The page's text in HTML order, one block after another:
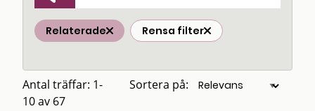
Relaterade Rensa filter
Antal träffar: 1-
10 av 67
Sortera på: